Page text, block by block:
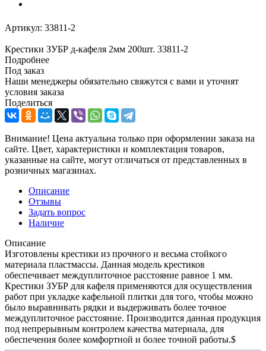
Артикул: 33811-2
Крестики ЗУБР д-кафеля 2мм 200шт. 33811-2
Подробнее
Под заказ
Наши менеджеры обязательно свяжутся с вами и уточнят
условия заказа
Поделиться
Внимание! Цена актуальна только при оформлении заказа на
сайте. Цвет, характеристики и комплектация товаров,
указанные на сайте, могут отличаться от представленных в
розничных магазинах.
Описание
Отзывы
Задать вопрос
Наличие
Описание
Изготовлены крестики из прочного и весьма стойкого
материала пластмассы. Данная модель крестиков
обеспечивает междуплиточное расстояние равное 1 мм.
Крестики ЗУБР для кафеля применяются для осуществления
работ при укладке кафельной плитки для того, чтобы можно
было выравнивать рядки и выдерживать более точное
междуплиточное расстояние. Производится данная продукция
под непрерывным контролем качества материала, для
обеспечения более комфортной и более точной работы.$